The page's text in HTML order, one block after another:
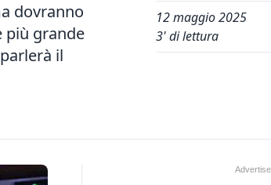
dovranno
più grande
il
12 maggio 2025
3' di lettura